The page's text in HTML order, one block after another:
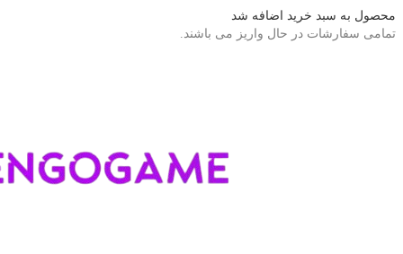
محصول به سبد خرید اضافه شد
تمامی سفارشات در حال واریز می باشند.